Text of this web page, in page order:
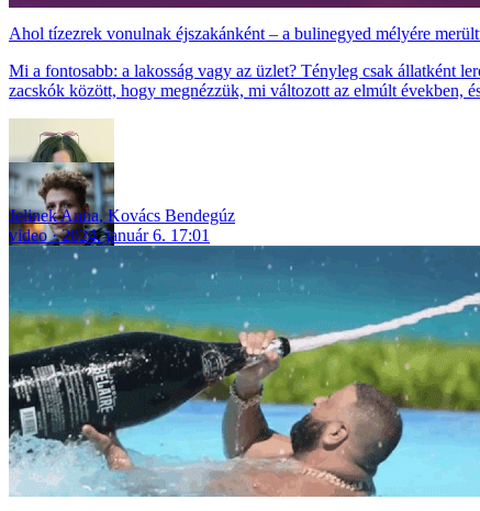
Ahol tízezrek vonulnak éjszakánként – a bulinegyed mélyére
Mi a fontosabb: a lakosság vagy az üzlet? Tényleg csak állatként
zacskók között, hogy megnézzük, mi változott az elmúlt években,
Jelinek Anna,Kovács Bendegúz
video
2024. január 6. 17:01